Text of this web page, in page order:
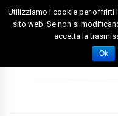
Skip
Foggia News
Utilizziamo i cookie per offrirti
sito web. Se non si
accetta la
Ok